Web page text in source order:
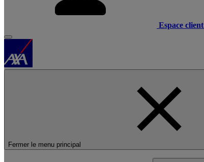
Espace client
Fermer le menu principal